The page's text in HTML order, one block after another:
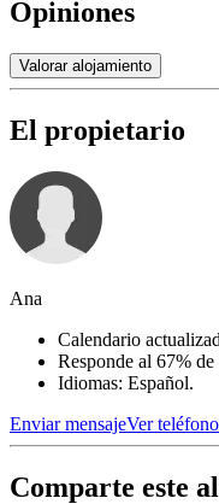
Opiniones
Valorar alojamiento
El propietario
Ana
Calendario
Responde al 67% de
Idiomas: Español.
Enviar mensajeVer teléfono
Comparte este